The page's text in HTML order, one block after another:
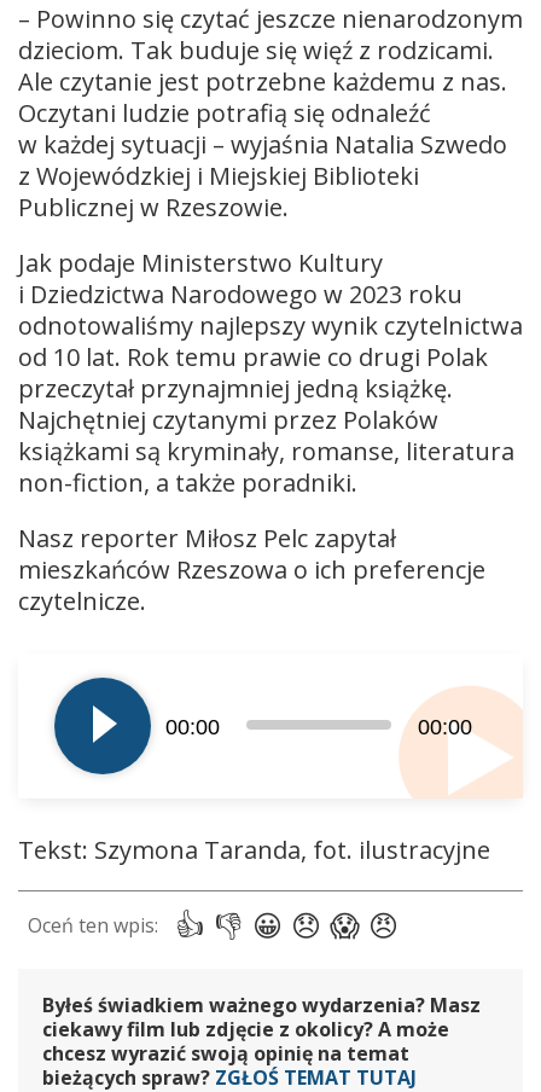
– Powinno się czytać jeszcze nienarodzonym
dzieciom. Tak buduje się więź z rodzicami.
Ale czytanie jest potrzebne każdemu z nas.
Oczytani ludzie potrafią się odnaleźć
w każdej sytuacji – wyjaśnia Natalia Szwedo
z Wojewódzkiej i Miejskiej Biblioteki
Publicznej w Rzeszowie.
Jak podaje Ministerstwo Kultury
i Dziedzictwa Narodowego w 2023 roku
odnotowaliśmy najlepszy wynik czytelnictwa
od 10 lat. Rok temu prawie co drugi Polak
przeczytał przynajmniej jedną książkę.
Najchętniej czytanymi przez Polaków
książkami są kryminały, romanse, literatura
non-fiction, a także poradniki.
Nasz reporter Miłosz Pelc zapytał
mieszkańców Rzeszowa o ich preferencje
czytelnicze.
plików
dźwiękowych
00:00 00:00
Tekst: Szymona Taranda, fot. ilustracyjne
Byłeś świadkiem ważnego wydarzenia? Masz
ciekawy film lub zdjęcie z okolicy? A może
chcesz wyrazić swoją opinię na temat
bieżących spraw? ZGŁOŚ TEMAT TUTAJ